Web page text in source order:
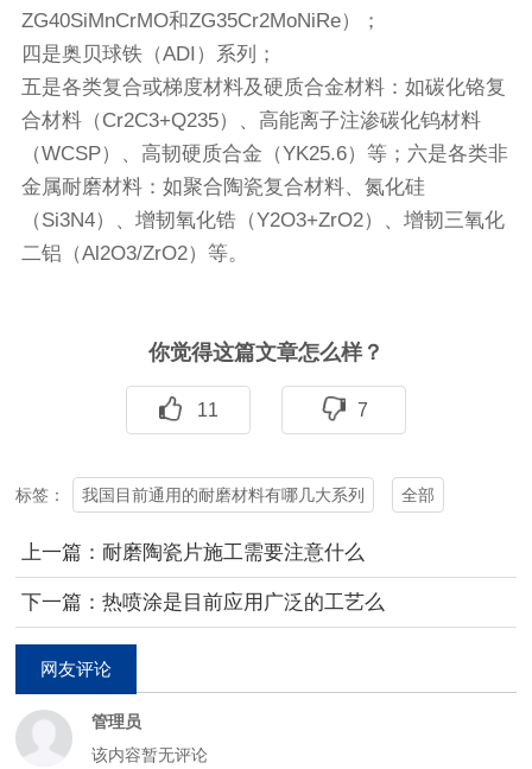
ZG40SiMnCrMO和ZG35Cr2MoNiRe）；
四是奥贝球铁（ADI）系列；
五是各类复合或梯度材料及硬质合金材料：如碳化铬复
合材料（Cr2C3+Q235）、高能离子注渗碳化钨材料
（WCSP）、高韧硬质合金（YK25.6）等；六是各类非
金属耐磨材料：如聚合陶瓷复合材料、氮化硅
（Si3N4）、增韧氧化锆（Y2O3+ZrO2）、增韧三氧化
二铝（Al2O3/ZrO2）等。
你觉得这篇文章怎么样？
11 7
标签： 我国目前通用的耐磨材料有哪几大系列 全部
上一篇：耐磨陶瓷片施工需要注意什么
下一篇：热喷涂是目前应用广泛的工艺么
网友评论
管理员
该内容暂无评论